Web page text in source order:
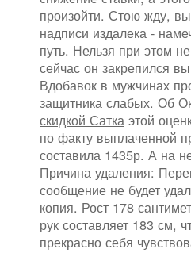
произойти. Стою жду,
надписи издалека -
путь. Нельзя при этом
сейчас он закрепился
Вдобавок в мужчинах
защитника слабых. Об
скидкой Сатка этой
по факту выплаченной
составила 1435р. А на
Причина удаления:
сообщение не будет
копия. Рост 178
рук составляет 183 см,
прекрасно себя